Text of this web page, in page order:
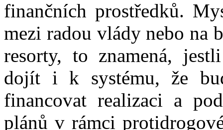
finančních prostředků.
mezi radou vlády nebo na
resorty, to znamená,
dojít i k systému, že
financovat realizaci a
plánů v rámci